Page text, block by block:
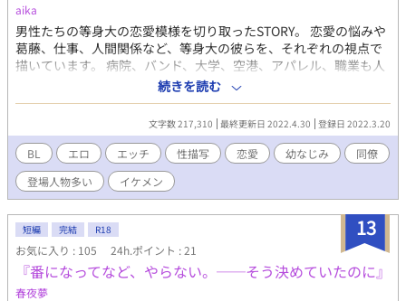
aika
男性たちの等身大の恋愛模様を切り取ったSTORY。 恋愛の悩みや
葛藤、仕事、人間関係など、等身大の彼らを、それぞれの視点で
描いています。 病院、バンド、大学、空港、アパレル、職業も人
生も様々な彼らが、出会いや別れを繰り返しながら、自分なりの
愛を見つけていく物語。 〜〜〜〜 ♡→渡里優羽 ♤→沢渡仁 ♢→
南川梓 ♧→宗馬遥 幼なじみ４人を中心としたそれぞれの人間関
係、恋模様を描いています。 恋愛を通して各キャラの個性や考
え、成長、などを描きつつ、R18要素にも力を入れていきたいで
す♡ 登場人物多数！色々な男の子がいるので、好みの子を応援し
てくださると嬉しいです♡ 色々なシチュエーションでのエッチ、
個性豊かな男の子たちの愛と快楽を追求していく予定です。 R-
18/R18/性描写あり/エロ/エッチ/BL/幼なじみ/恋愛/純愛/NTR/浮
気/複数/イケメン/美少年/複数プレイ/変態/上司/部下/先輩/後輩/羞
恥プレイ/調教/乱交/同僚/童顔/同棲/バンド/制服/元彼/元カレ/未
練/新彼/彼氏/ 執着/年下/年上/同級生/略奪/タレ目/片思い/禁断/肉
体関係/コスプレ/
続きを読む
文字数 217,310 最終更新日 2022.4.30 登録日 2022.3.20
BL エロ エッチ 性描写 恋愛 幼なじみ
同僚
登場人物多い
イケメン
13
短編 完結 R18
お気に入り : 105 24h.ポイント : 21
『番になってなど、やらない。──そう決めていたのに』
春夜夢